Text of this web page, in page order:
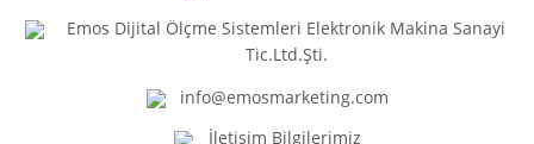
Emos Dijital Ölçme Sistemleri Elektronik Makina Sanayi
Tic.Ltd.Şti.
info@emosmarketing.com
İletişim Bilgilerimiz